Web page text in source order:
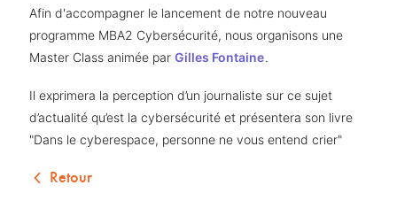
Afin d'accompagner le lancement de notre nouveau
programme MBA2 Cybersécurité, nous organisons une
Master Class animée par Gilles Fontaine.
Il exprimera la perception d’un journaliste sur ce sujet
d’actualité qu’est la cybersécurité et présentera son livre
"Dans le cyberespace, personne ne vous entend crier"
Retour